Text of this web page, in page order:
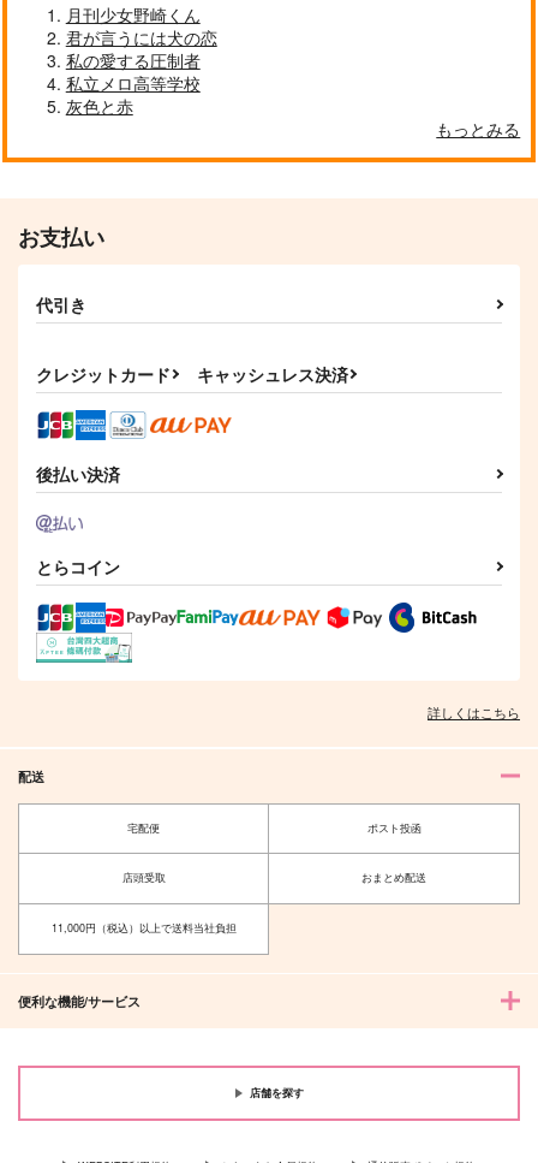
月刊少女野崎くん
君が言うには犬の恋
私の愛する圧制者
私立メロ高等学校
灰色と赤
もっとみる
お支払い
代引き
クレジットカード キャッシュレス決済
後払い決済
とらコイン
詳しくはこちら
配送
宅配便 ポスト投函
店頭受取 おまとめ配送
11,000円（税込）以上で送料当社負担
便利な機能/サービス
店舗を探す